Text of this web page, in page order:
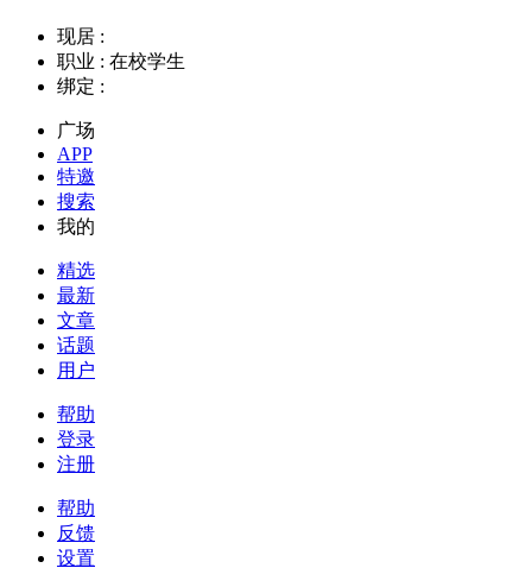
现居 :
职业 : 在校学生
绑定 :
广场
APP
特邀
搜索
我的
精选
最新
文章
话题
用户
帮助
登录
注册
帮助
反馈
设置